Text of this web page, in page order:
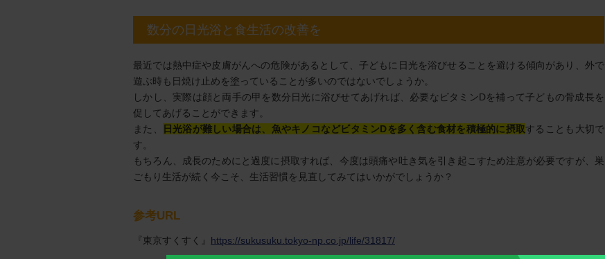
数分の日光浴と食生活の改善を
最近では熱中症や皮膚がんへの危険があるとして、子どもに日光を浴びせることを避ける傾向があり、外で
遊ぶ時も日焼け止めを塗っていることが多いのではないでしょうか。
しかし、実際は顔と両手の甲を数分日光に浴びせてあげれば、必要なビタミンDを補って子どもの骨成長を
促してあげることができます。
また、
日光浴が難しい場合は、魚やキノコなどビタミンDを多く含む食材を積極的に摂取することも大切で
す。
もちろん、成長のためにと過度に摂取すれば、今度は頭痛や吐き気を引き起こすため注意が必要ですが、巣
ごもり生活が続く今こそ、生活習慣を見直してみてはいかがでしょうか？
参考URL
『東京すくすく』 https://sukusuku.tokyo-np.co.jp/life/31817/